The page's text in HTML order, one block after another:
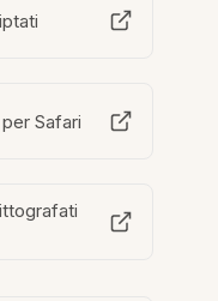
Safari